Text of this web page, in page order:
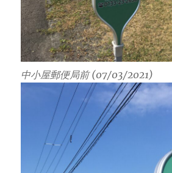
中小屋郵便局前 (07/03/2021)